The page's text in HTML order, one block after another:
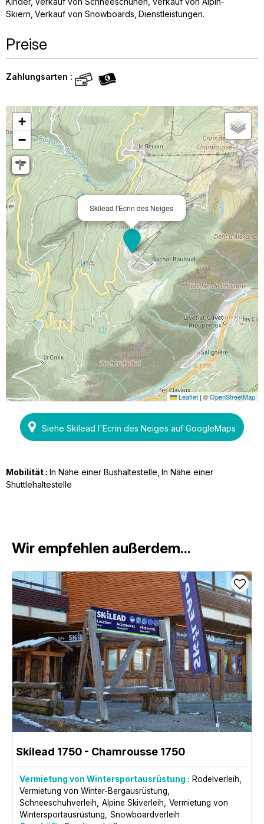
Skiern Verkauf von Snowboards Dienstleistungen
Preise
Zahlungsarten :
Skilead l'Ecrin des Neiges
+
−
Leaflet |©OpenStreetMap
Siehe Skilead l'Ecrin des Neiges auf GoogleMaps
Mobilität : In Nähe einer Bushaltestelle In Nähe einer
Shuttlehaltestelle
Wir empfehlen außerdem...
Skilead 1750 - Chamrousse 1750
Vermietung von Wintersportausrüstung : Rodelverleih
Vermietung von Winter-Bergausrüstung
Schneeschuhverleih
Alpine Skiverleih
Vermietung von
Wintersportausrüstung
Snowboardverleih